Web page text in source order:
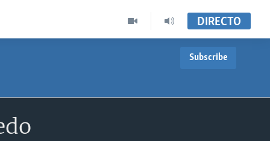
DIRECTO
Subscribe